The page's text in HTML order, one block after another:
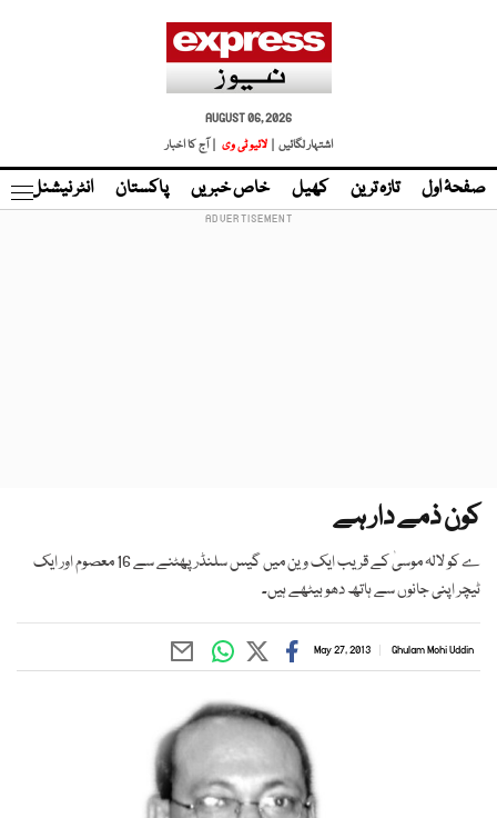
AUGUST 06, 2026
اشتہار لگائیں |
لائیو ٹی وی | آج کا اخبار
صفحۂ اول تازہ ترین کھیل خاص خبریں پاکستان انٹر نیشنل
کون ذمے دار ہے
ے کو لالہ موسیٰ کے قریب ایک وین میں گیس سلنڈر پھٹنے سے 16 معصوم اور ایک
ٹیچر اپنی جانوں سے ہاتھ دھو بیٹھے ہیں۔
Ghulam Mohi Uddin
May 27, 2013